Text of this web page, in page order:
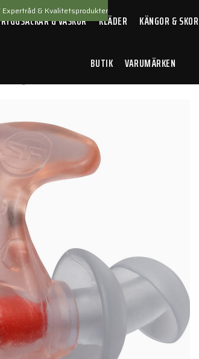
Expertråd & Kvalitetsprodukter
RYGGSÄCKAR & VÄSKOR KLÄDER KÄNGOR & SKOR
BUTIK VARUMÄRKEN